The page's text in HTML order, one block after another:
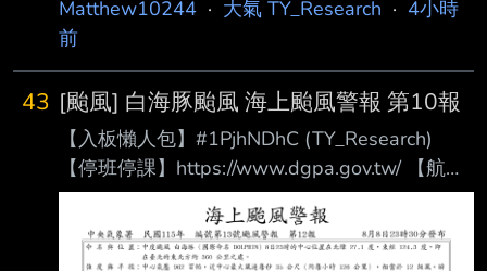
Matthew10244 · 大氣 TY_Research · 4小時
前
43 [颱風] 白海豚颱風 海上颱風警報 第10報
【入板懶人包】#1PjhNDhC (TY_Research)
【停班停課】https://www.dgpa.gov.tw/ 【航班
異動】松 山：https://reurl.cc/32W29
桃 園：https://reurl.cc/aWg3l
清泉崗：https://reurl.cc/9Kq2O